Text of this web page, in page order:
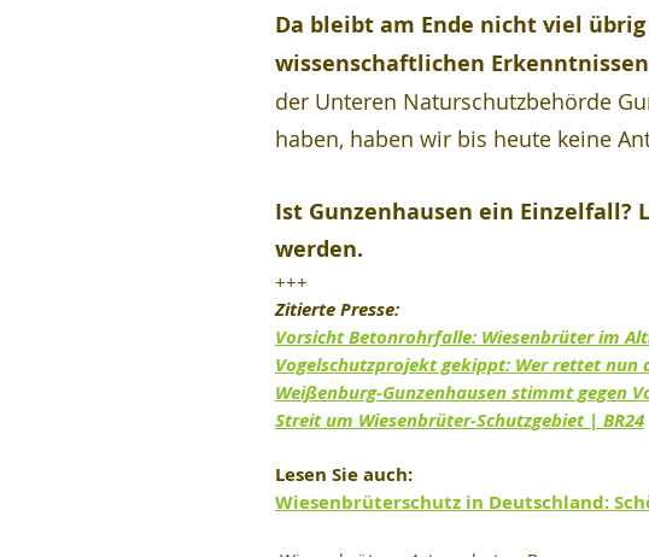
Da bleibt am Ende nicht viel
wissenschaftlichen
der Unteren Naturschutzbehörde
haben, haben wir bis heute keine
Ist Gunzenhausen ein
werden.
+++
Zitierte Presse:
Vorsicht Betonrohrfalle: Wiesenbrüter im
Vogelschutzprojekt gekippt: Wer rettet nun
Weißenburg-Gunzenhausen stimmt gegen
Streit um Wiesenbrüter-Schutzgebiet | BR24
Lesen Sie auch:
Wiesenbrüterschutz in Deutschland: